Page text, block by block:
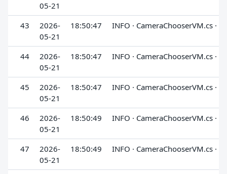
05-21
43
2026-
05-21
18:50:47 INFO · CameraChooserVM.cs ·
44
2026-
05-21
18:50:47 INFO · CameraChooserVM.cs ·
45
2026-
05-21
18:50:47 INFO · CameraChooserVM.cs ·
46
2026-
05-21
18:50:49 INFO · CameraChooserVM.cs ·
47
2026-
05-21
18:50:49 INFO · CameraChooserVM.cs ·